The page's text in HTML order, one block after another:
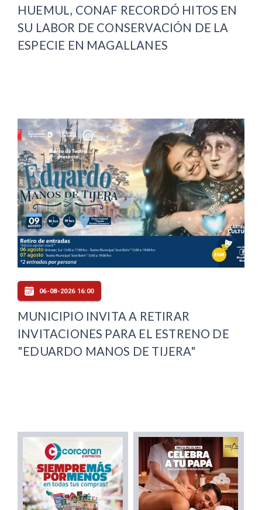
HUEMUL, CONAF RECORDÓ HITOS EN
SU LABOR DE CONSERVACIÓN DE LA
ESPECIE EN MAGALLANES
06-08-2026 16:00
MUNICIPIO INVITA A RETIRAR
INVITACIONES PARA EL ESTRENO DE
"EDUARDO MANOS DE TIJERA"